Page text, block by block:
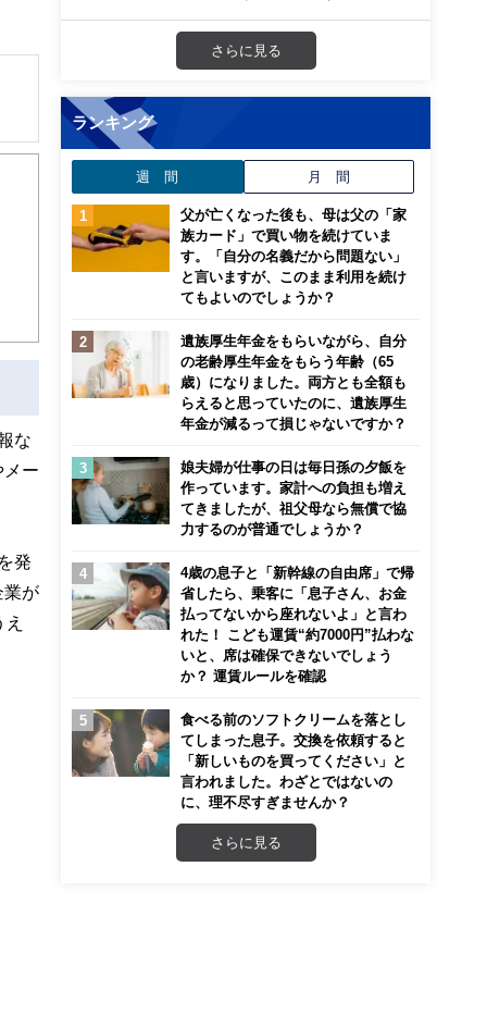
き
な
メー
発
業が
さらに見る
ランキング
週 間 月 間
父が亡くなった後も、母は父の「家
族カード」で買い物を続けていま
す。「自分の名義だから問題ない」
と言いますが、このまま利用を続け
てもよいのでしょうか？
遺族厚生年金をもらいながら、自分
の老齢厚生年金をもらう年齢（65
歳）になりました。両方とも全額も
らえると思っていたのに、遺族厚生
年金が減るって損じゃないですか？
娘夫婦が仕事の日は毎日孫の夕飯を
作っています。家計への負担も増え
てきましたが、祖父母なら無償で協
力するのが普通でしょうか？
4歳の息子と「新幹線の自由席」で帰
省したら、乗客に「息子さん、お金
払ってないから座れないよ」と言わ
れた！ こども運賃“約7000円”払わな
いと、席は確保できないでしょう
か？ 運賃ルールを確認
食べる前のソフトクリームを落とし
てしまった息子。交換を依頼すると
「新しいものを買ってください」と
言われました。わざとではないの
に、理不尽すぎませんか？
さらに見る